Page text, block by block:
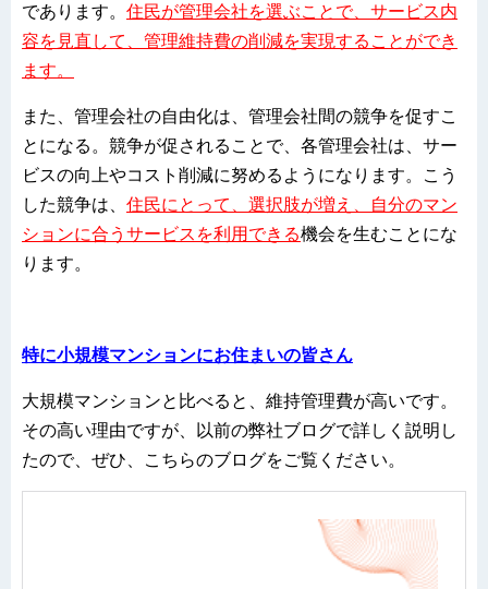
であります。 住民が管理会社を選ぶことで、サービス内
容を見直して、管理維持費の削減を実現することができ
ます。
また、管理会社の自由化は、管理会社間の競争を促すこ
とになる。競争が促されることで、各管理会社は、サー
ビスの向上やコスト削減に努めるようになります。こう
した競争は、 住民にとって、選択肢が増え、自分のマン
ションに合うサービスを利用できる機会を生むことにな
ります。
特に小規模マンションにお住まいの皆さん
大規模マンションと比べると、維持管理費が高いです。
その高い理由ですが、以前の弊社ブログで詳しく説明し
たので、ぜひ、こちらのブログをご覧ください。